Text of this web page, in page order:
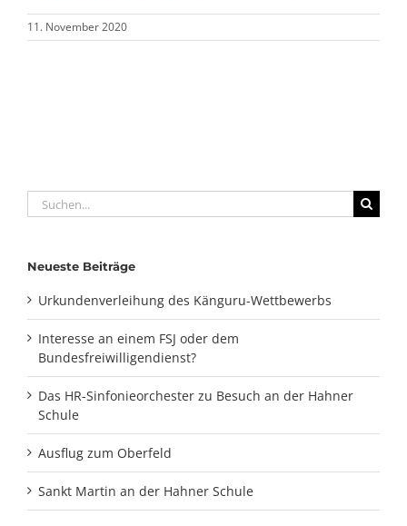
11. November 2020
Suche
nach:
Neueste Beiträge
Urkundenverleihung des Känguru-Wettbewerbs
Interesse an einem FSJ oder dem
Bundesfreiwilligendienst?
Das HR-Sinfonieorchester zu Besuch an der Hahner
Schule
Ausflug zum Oberfeld
Sankt Martin an der Hahner Schule